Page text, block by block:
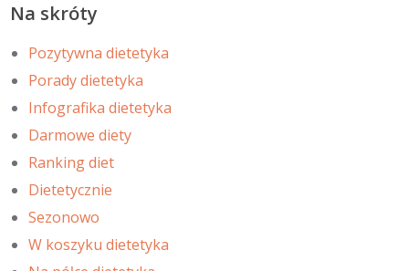
Na skróty
Pozytywna dietetyka
Porady dietetyka
Infografika dietetyka
Darmowe diety
Ranking diet
Dietetycznie
Sezonowo
W koszyku dietetyka